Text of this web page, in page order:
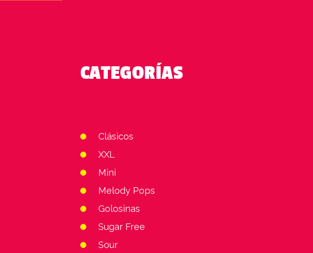
CATEGORÍAS
Clásicos
XXL
Mini
Melody Pops
Golosinas
Sugar Free
Sour